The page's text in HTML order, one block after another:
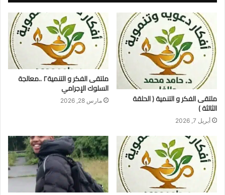
ملتقى الفكر و التنمية ( الحلقة
الثالثة )
أبريل 7, 2026
ملتقى الفكر و التنمية٢ ..معالجة
السلوك الإجرامي
مارس 28, 2026